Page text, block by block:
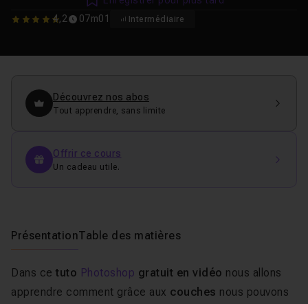
4.1666666666667
4,2 07m01 Intermédiaire
Découvrez nos abos
Tout apprendre, sans limite
Offrir ce cours
Un cadeau utile.
PrésentationTable des matières
Dans ce tuto Photoshop gratuit en vidéo nous allons
apprendre comment grâce aux couches nous pouvons